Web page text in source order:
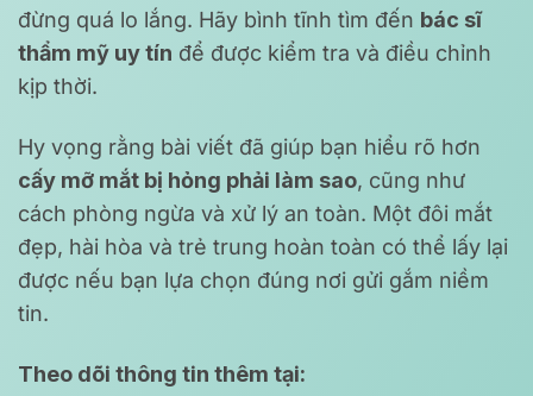
đừng quá lo lắng. Hãy bình tĩnh tìm đến bác sĩ
thẩm mỹ uy tín để được kiểm tra và điều chỉnh
kịp thời.
Hy vọng rằng bài viết đã giúp bạn hiểu rõ hơn
cấy mỡ mắt bị hỏng phải làm sao, cũng như
cách phòng ngừa và xử lý an toàn. Một đôi mắt
đẹp, hài hòa và trẻ trung hoàn toàn có thể lấy lại
được nếu bạn lựa chọn đúng nơi gửi gắm niềm
tin.
Theo dõi thông tin thêm tại: